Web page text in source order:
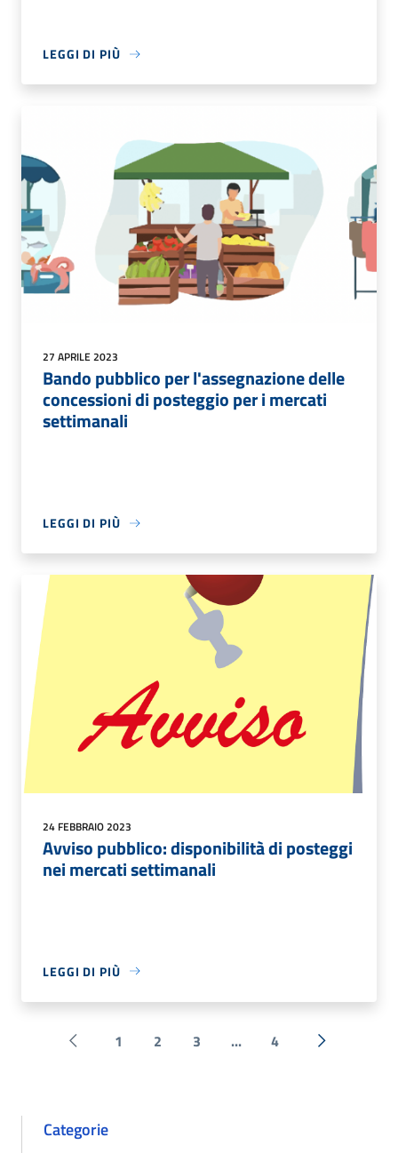
LEGGI DI PIÙ
27 APRILE 2023
Bando pubblico per l'assegnazione delle
concessioni di posteggio per i mercati
settimanali
LEGGI DI PIÙ
24 FEBBRAIO 2023
Avviso pubblico: disponibilità di posteggi
nei mercati settimanali
LEGGI DI PIÙ
Pagina precedente
1 2 3 ... 4 Successiva
Categorie